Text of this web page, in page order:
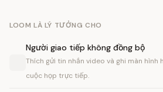
LOOM LÀ LÝ TƯỞNG CHO
Người giao tiếp không đồng bộ
Thích gửi tin nhắn video và ghi màn hình
cuộc họp trực tiếp.